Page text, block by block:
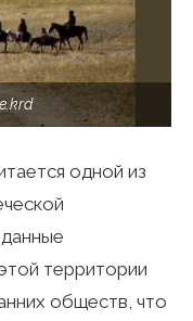
одной из
территории
обществ, что